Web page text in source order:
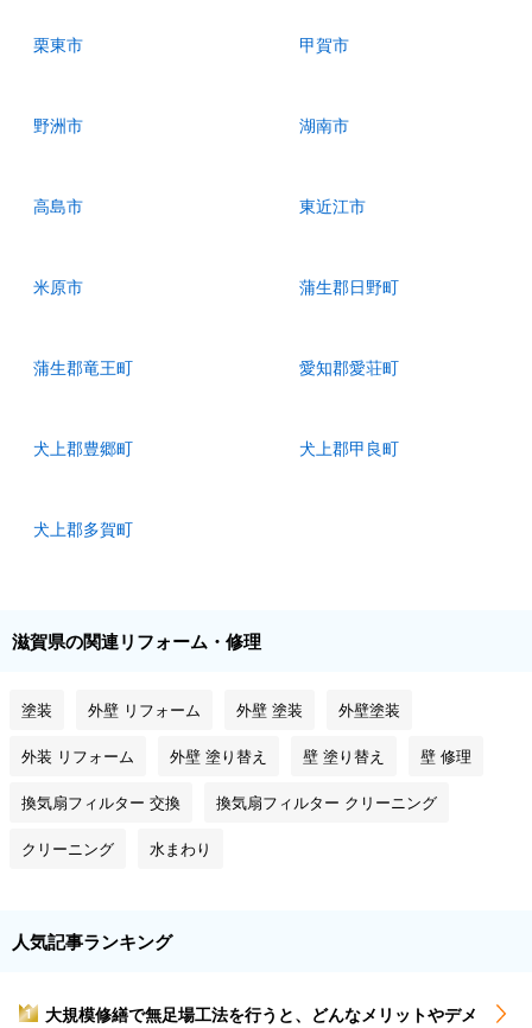
栗東市 甲賀市
野洲市 湖南市
高島市 東近江市
米原市 蒲生郡日野町
蒲生郡竜王町 愛知郡愛荘町
犬上郡豊郷町 犬上郡甲良町
犬上郡多賀町
滋賀県の関連リフォーム・修理
塗装 外壁 リフォーム 外壁 塗装 外壁塗装
外装 リフォーム 外壁 塗り替え 壁 塗り替え 壁 修理
換気扇フィルター 交換 換気扇フィルター クリーニング
クリーニング 水まわり
人気記事ランキング
1
大規模修繕で無足場工法を行うと、どんなメリットやデメ